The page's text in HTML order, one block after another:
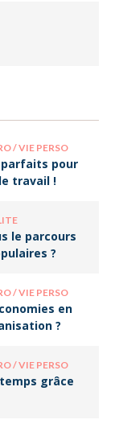
/ VIE PERSO
parfaits pour
travail !
le parcours
?
/ VIE PERSO
en
?
/ VIE PERSO
grâce